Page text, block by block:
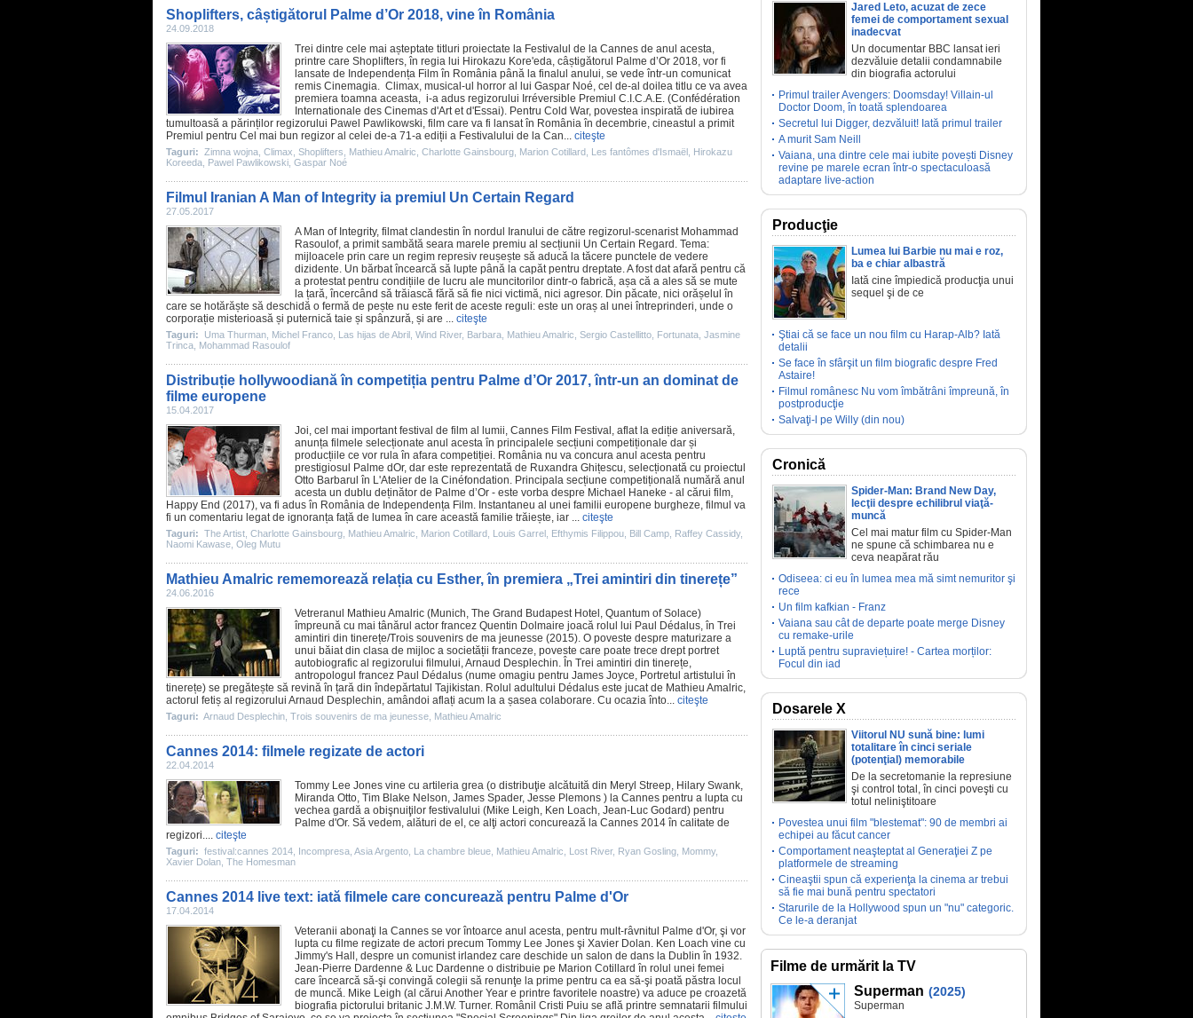
Shoplifters, câștigătorul Palme d’Or 2018, vine în România
24.09.2018
Trei dintre cele mai așteptate titluri proiectate la Festivalul de la Cannes de anul acesta,
printre care Shoplifters, în regia lui Hirokazu Kore'eda, câștigătorul Palme d’Or 2018, vor fi
lansate de Independența Film în România până la finalul anului, se vede într-un comunicat
remis Cinemagia. Climax, musical-ul horror al lui Gaspar Noé, cel de-al doilea titlu ce va avea
premiera toamna aceasta, i-a adus regizorului Irréversible Premiul C.I.C.A.E. (Confédération
Internationale des Cinemas d'Art et d'Essai). Pentru Cold War, povestea inspirată de iubirea
tumultoasă a părinților regizorului Pawel Pawlikowski, film care va fi lansat în România în decembrie, cineastul a primit
Premiul pentru Cel mai bun regizor al celei de-a 71-a ediții a Festivalului de la Can... citeşte
Taguri: Zimna wojna Climax Shoplifters Mathieu Amalric Charlotte Gainsbourg Marion Cotillard Les fantômes d'Ismaël Hirokazu
Koreeda Pawel Pawlikowski Gaspar Noé
Filmul Iranian A Man of Integrity ia premiul Un Certain Regard
27.05.2017
A Man of Integrity, filmat clandestin în nordul Iranului de către regizorul-scenarist Mohammad
Rasoulof, a primit sambătă seara marele premiu al secțiunii Un Certain Regard. Tema:
mijloacele prin care un regim represiv reușește să aducă la tăcere punctele de vedere
dizidente. Un bărbat încearcă să lupte până la capăt pentru dreptate. A fost dat afară pentru că
a protestat pentru condițiile de lucru ale muncitorilor dintr-o fabrică, așa că a ales să se mute
la țară, încercând să trăiască fără să fie nici victimă, nici agresor. Din păcate, nici orășelul în
care se hotărăște să deschidă o fermă de pește nu este ferit de aceste reguli: este un oraș al unei întreprinderi, unde o
corporație misterioasă și puternică taie și spânzură, și are ... citeşte
Taguri: Uma Thurman Michel Franco Las hijas de Abril Wind River, Barbara Mathieu Amalric Sergio Castellitto Fortunata Jasmine
Trinca Mohammad Rasoulof
Distribuție hollywoodiană în competiția pentru Palme d’Or 2017, într-un an dominat de
filme europene
15.04.2017
Joi, cel mai important festival de film al lumii, Cannes Film Festival, aflat la ediție aniversară,
anunța filmele selecționate anul acesta în principalele secțiuni competiționale dar și
producțiile ce vor rula în afara competiției. România nu va concura anul acesta pentru
prestigiosul Palme dOr, dar este reprezentată de Ruxandra Ghițescu, selecționată cu proiectul
Otto Barbarul în L'Atelier de la Cinéfondation. Principala secțiune competițională numără anul
acesta un dublu deținător de Palme d’Or - este vorba despre Michael Haneke - al cărui film,
Happy End (2017), va fi adus în România de Independența Film. Instantaneu al unei familii europene burgheze, filmul va
fi un comentariu legat de ignoranța față de lumea în care această familie trăiește, iar ... citeşte
Taguri: The Artist Charlotte Gainsbourg Mathieu Amalric Marion Cotillard Louis Garrel Efthymis Filippou Bill Camp Raffey Cassidy,
Naomi Kawase Oleg Mutu
Mathieu Amalric rememorează relația cu Esther, în premiera „Trei amintiri din tinerețe”
24.06.2016
Vetreranul Mathieu Amalric (Munich, The Grand Budapest Hotel, Quantum of Solace)
împreună cu mai tânărul actor francez Quentin Dolmaire joacă rolul lui Paul Dédalus, în Trei
amintiri din tinerețe/Trois souvenirs de ma jeunesse (2015). O poveste despre maturizare a
unui băiat din clasa de mijloc a societății franceze, poveste care poate trece drept portret
autobiografic al regizorului filmului,Arnaud Desplechin. În Trei amintiri din tinerețe,
antropologul francez Paul Dédalus (nume omagiu pentru James Joyce, Portretul artistului în
tinerețe) se pregătește să revină în țară din îndepărtatul Tajikistan. Rolul adultului Dédalus este jucat de Mathieu Amalric,
actorul fetiș al regizorului Arnaud Desplechin, amândoi aflați acum la a șasea colaborare. Cu ocazia înto... citeşte
Taguri: Arnaud Desplechin Trois souvenirs de ma jeunesse Mathieu Amalric
Cannes 2014: filmele regizate de actori
22.04.2014
Tommy Lee Jones vine cu artileria grea (o distribuţie alcătuită din Meryl Streep, Hilary Swank,
Miranda Otto, Tim Blake Nelson, James Spader, Jesse Plemons ) la Cannes pentru a lupta cu
vechea gardă a obişnuiţilor festivalului (Mike Leigh, Ken Loach, Jean-Luc Godard) pentru
Palme d'Or. Să vedem, alături de el, ce alţi actori concurează la Cannes 2014 în calitate de
regizori.... citeşte
Taguri: festival:cannes 2014 Incompresa Asia Argento La chambre bleue Mathieu Amalric Lost River, Ryan Gosling Mommy,
Xavier Dolan The Homesman
Cannes 2014 live text: iată filmele care concurează pentru Palme d'Or
17.04.2014
Veteranii abonaţi la Cannes se vor întoarce anul acesta, pentru mult-râvnitul Palme d'Or, şi vor
lupta cu filme regizate de actori precum Tommy Lee Jones şi Xavier Dolan. Ken Loach vine cu
Jimmy's Hall , despre un comunist irlandez care deschide un salon de dans la Dublin în 1932.
Jean-Pierre Dardenne & Luc Dardenne o distribuie pe Marion Cotillard în rolul unei femei
care încearcă să-şi convingă colegii să renunţe la prime pentru ca ea să-şi poată păstra locul
de muncă. Mike Leigh (al cărui Another Year e printre favoritele noastre) va aduce pe croazetă
biografia pictorului britanic J.M.W. Turner. Românil Cristi Puiu se află printre semnatarii filmului
Jared Leto, acuzat de zece
femei de comportament sexual
inadecvat
Un documentar BBC lansat ieri
dezvăluie detalii condamnabile
din biografia actorului
Primul trailer Avengers: Doomsday! Villain-ul
Doctor Doom, în toată splendoarea
Secretul lui Digger, dezvăluit! Iată primul trailer
A murit Sam Neill
Vaiana, una dintre cele mai iubite povești Disney
revine pe marele ecran într-o spectaculoasă
adaptare live-action
Producţie
Lumea lui Barbie nu mai e roz,
ba e chiar albastră
Iată cine împiedică producţia unui
sequel şi de ce
Ştiai că se face un nou film cu Harap-Alb? Iată
detalii
Se face în sfârşit un film biografic despre Fred
Astaire!
Filmul românesc Nu vom îmbătrâni împreună, în
postproducţie
Salvaţi-l pe Willy (din nou)
Cronică
Spider-Man: Brand New Day,
lecţii despre echilibrul viaţă-
muncă
Cel mai matur film cu Spider-Man
ne spune că schimbarea nu e
ceva neapărat rău
Odiseea: ci eu în lumea mea mă simt nemuritor şi
rece
Un film kafkian - Franz
Vaiana sau cât de departe poate merge Disney
cu remake-urile
Luptă pentru supraviețuire! - Cartea morților:
Focul din iad
Dosarele X
Viitorul NU sună bine: lumi
totalitare în cinci seriale
(potenţial) memorabile
De la secretomanie la represiune
şi control total, în cinci poveşti cu
totul neliniştitoare
Povestea unui film "blestemat": 90 de membri ai
echipei au făcut cancer
Comportament neaşteptat al Generaţiei Z pe
platformele de streaming
Cineaştii spun că experienţa la cinema ar trebui
să fie mai bună pentru spectatori
Starurile de la Hollywood spun un "nu" categoric.
Ce le-a deranjat
Filme de urmărit la TV
Superman (2025)
Superman